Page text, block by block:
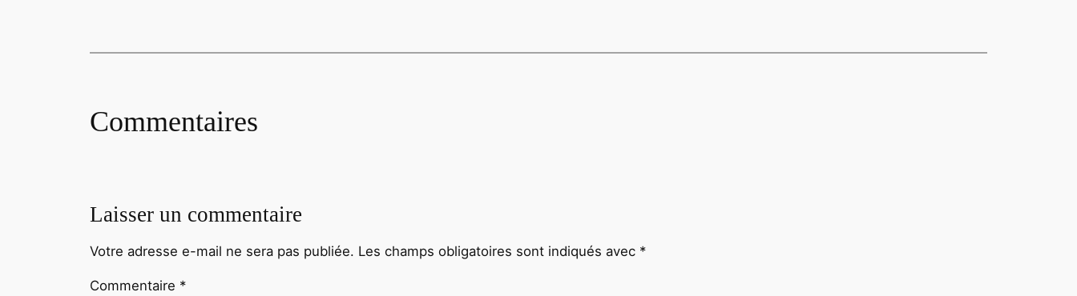
Commentaires
Laisser un commentaire
Votre adresse e-mail ne sera pas publiée. Les champs obligatoires sont indiqués avec *
Commentaire *